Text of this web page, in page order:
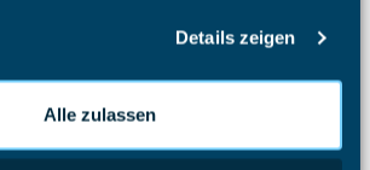
Details zeigen
Alle zulassen
System mit Active Directory (AD)
Mail Benachrichtigung Konfiguration
ich eine TimO-Lizenz, wie hoch sind